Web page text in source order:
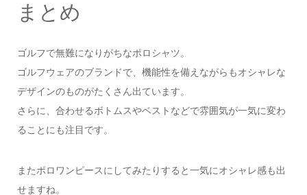
まとめ
ゴルフで無難になりがちなポロシャツ。
ゴルフウェアのブランドで、機能性を備えながらもオシャレな
デザインのものがたくさん出ています。
さらに、合わせるボトムスやベストなどで雰囲気が一気に変わ
ることにも注目です。
またポロワンピースにしてみたりすると一気にオシャレ感も出
せますね。